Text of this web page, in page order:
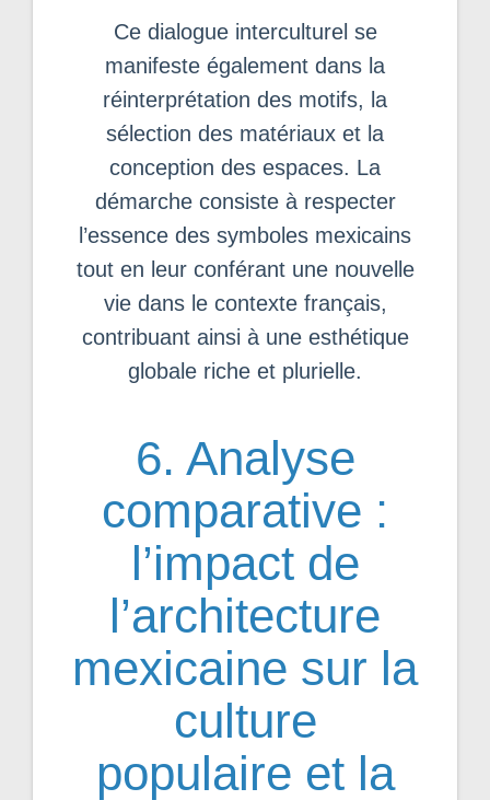
Ce dialogue interculturel se
manifeste également dans la
réinterprétation des motifs, la
sélection des matériaux et la
conception des espaces. La
démarche consiste à respecter
l’essence des symboles mexicains
tout en leur conférant une nouvelle
vie dans le contexte français,
contribuant ainsi à une esthétique
globale riche et plurielle.
6. Analyse
comparative :
l’impact de
l’architecture
mexicaine sur la
culture
populaire et la